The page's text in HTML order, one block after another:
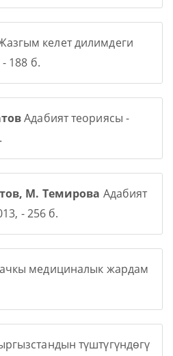
келет дилимдеги
188 б.
Адабият теориясы -
М. Темирова Адабият
- 256 б.
медициналык жардам
түштүгүндөгү